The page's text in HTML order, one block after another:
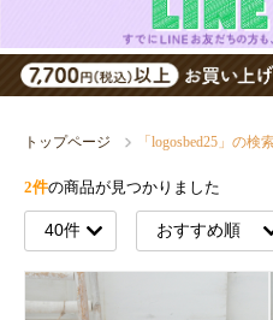
トップページ 「logosbed25」の検
2件の商品が見つかりました